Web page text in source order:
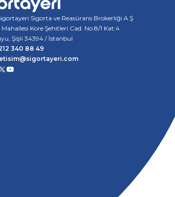
Sigorta ve Reasürans Brokerliği A.Ş
Mahallesi Kore Şehitleri Cad. No:8/1 Kat:4
Şişli 34394 / İstanbul
340 88 49